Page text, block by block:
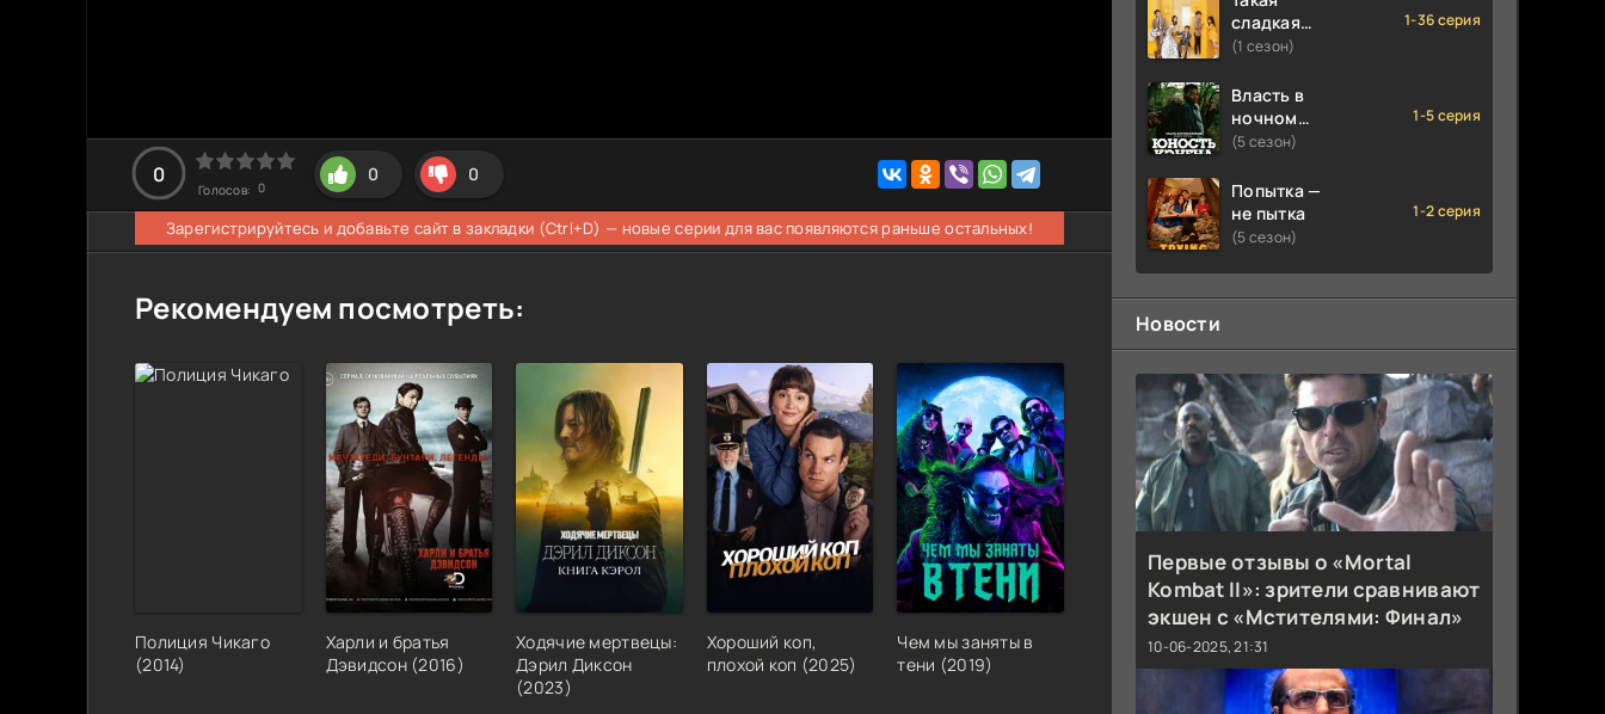
0
Голосов: 0
0 0
Зарегистрируйтесь и добавьте сайт в закладки (Ctrl+D) — новые серии для вас появляются раньше остальных!
Рекомендуем посмотреть:
Полиция Чикаго
(2014)
Харли и братья
Дэвидсон (2016)
Ходячие мертвецы:
Дэрил Диксон
(2023)
Хороший коп,
плохой коп (2025)
Чем мы заняты в
тени (2019)
сладкая
любовь
(1 сезон)
1-36 серия
Власть в
ночном
городе.
третья:
Юность
Кэнена
(5 сезон)
1-5 серия
Попытка —
не пытка
(5 сезон)
1-2 серия
Новости
Первые отзывы о «Mortal
Kombat II»: зрители сравнивают
экшен с «Мстителями: Финал»
10-06-2025, 21:31